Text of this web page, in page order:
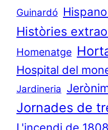
Guinardó
Històries
Homenatge
Hospital del
Jardineria
Jornades de
L'incendi de 1808